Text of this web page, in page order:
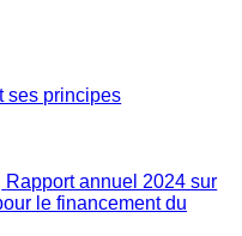
ses principes
Rapport annuel 2024 sur
le financement du